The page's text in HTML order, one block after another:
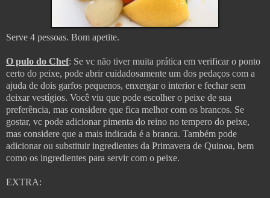
Serve 4 pessoas. Bom apetite.
O pulo do Chef: Se vc não tiver muita prática em verificar o ponto
certo do peixe, pode abrir cuidadosamente um dos pedaços com a
ajuda de dois garfos pequenos, enxergar o interior e fechar sem
deixar vestígios. Você viu que pode escolher o peixe de sua
preferência, mas considere que fica melhor com os brancos. Se
gostar, vc pode adicionar pimenta do reino no tempero do peixe,
mas considere que a mais indicada é a branca. Também pode
adicionar ou substituir ingredientes da Primavera de Quinoa, bem
como os ingredientes para servir com o peixe.
EXTRA: